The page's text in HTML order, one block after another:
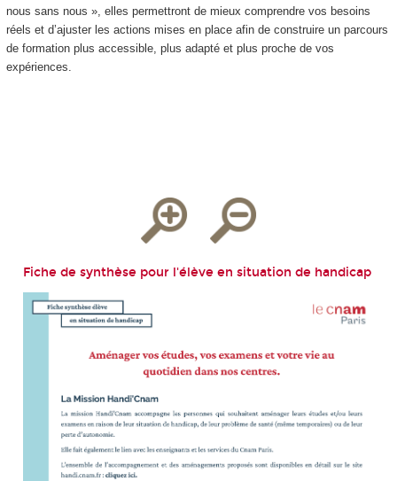
nous sans nous », elles permettront de mieux comprendre vos besoins
réels et d’ajuster les actions mises en place afin de construire un parcours
de formation plus accessible, plus adapté et plus proche de vos
expériences.
Fiche de synthèse pour l'élève en situation de handicap